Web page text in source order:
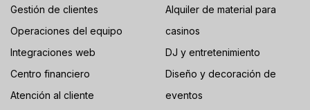
Gestión de clientes
Operaciones del equipo
Integraciones web
Centro financiero
Atención al cliente
Alquiler de material para
casinos
DJ y entretenimiento
Diseño y decoración de
eventos